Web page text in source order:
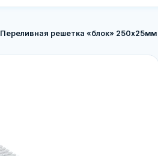
Переливная решетка «блок» 250х25мм